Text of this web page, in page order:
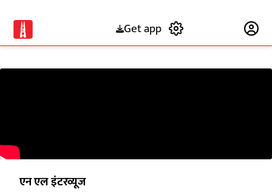
Get app
एन एल इंटरव्यूज